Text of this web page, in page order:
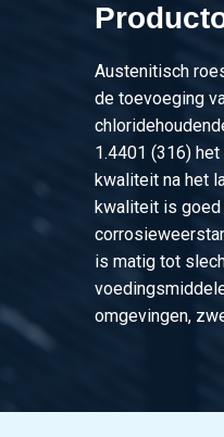
2440-0264-
2440-0264-
2440-0264-
2440-0264-
2440-0264-
2440-0264-1-
2440-0264-1-
Austenitisch
de toevoeging
1.4401 (316)
kwaliteit na het
kwaliteit is goed
is matig tot
omgevingen,